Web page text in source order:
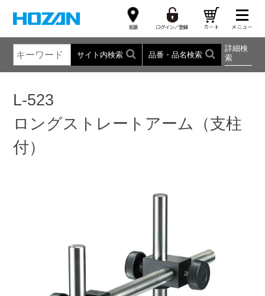
サイト内検索 品番・品名検索
詳細検
索
L-523
ロングストレートアーム（支柱
付）